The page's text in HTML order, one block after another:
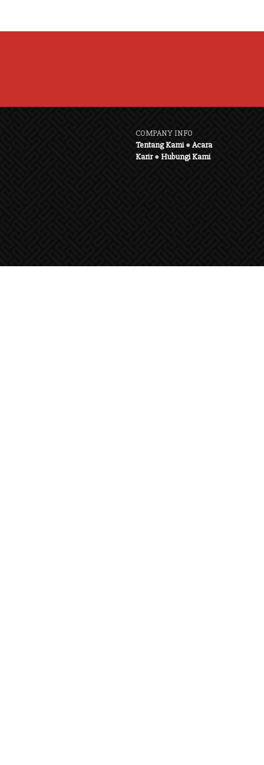
COMPANY INFO
Tentang Kami●Acara
Karir●Hubungi Kami